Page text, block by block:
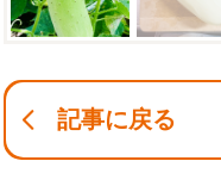
記事に戻る